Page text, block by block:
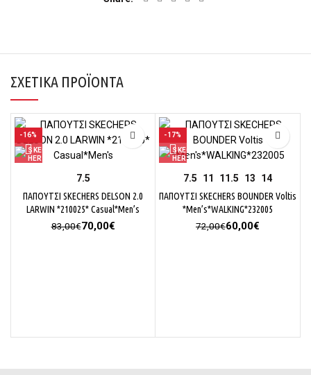
ΣΧΕΤΙΚΆ ΠΡΟΪΌΝΤΑ
-16%
7.5
ΠΑΠΟΥΤΣΙ SKECHERS DELSON 2.0
LARWIN *210025* Casual*Men’s
83,00€Original
70,00€Η
-17%
7.5 11 11.5 13
14
ΠΑΠΟΥΤΣΙ SKECHERS BOUNDER Voltis
*Men’s*WALKING*232005
72,00€Original
60,00€